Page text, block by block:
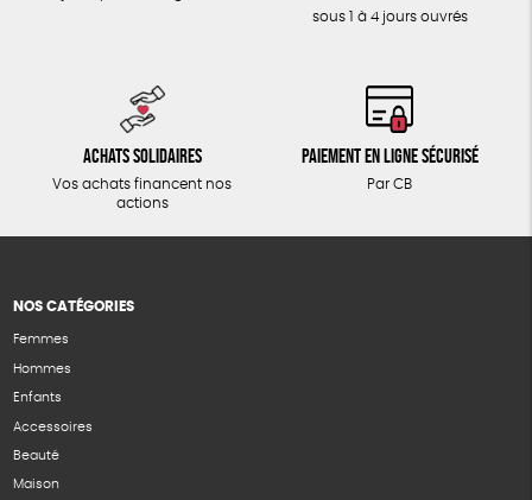
sous 1 à 4 jours ouvrés
Achats solidaires
Vos achats financent nos
actions
Paiement en ligne sécurisé
Par CB
NOS CATÉGORIES
Femmes
Hommes
Enfants
Accessoires
Beauté
Maison